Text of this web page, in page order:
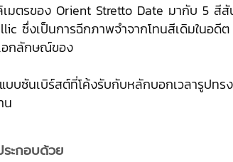
มตรของ Orient Stretto Date มากับ 5 สีสั
ซึ่งเป็นการฉีกภาพจำจากโทนสีเดิมในอดี
อกลักษณ์ของ
บบซันเบิร์สต์ที่โค้งรับกับหลักบอกเวลารูปท
น
ะกอบด้วย